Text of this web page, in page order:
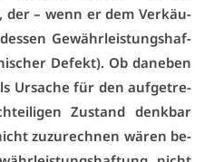
der – wenn er dem Ver­käu­
Ge­währ­leis­tungs­haf­
De­fekt). Ob da­ne­ben
Ur­sa­che für den auf­ge­tre­
Zu­stand denk­bar
zu­zu­rech­nen wä­ren be­